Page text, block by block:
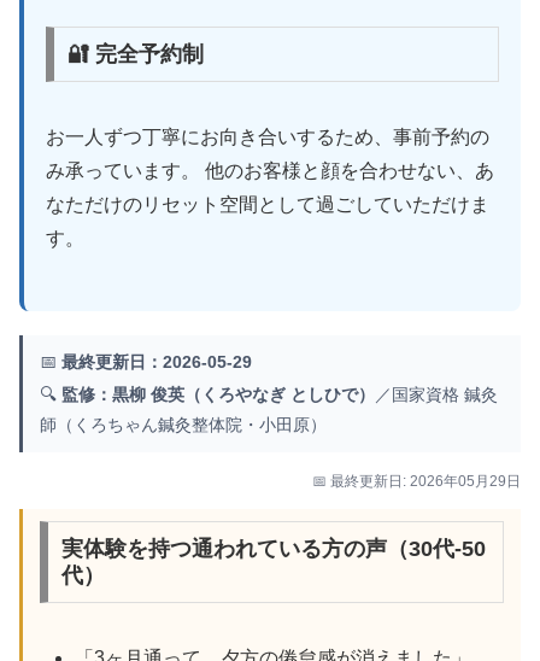
🔐 完全予約制
お一人ずつ丁寧にお向き合いするため、事前予約の
み承っています。 他のお客様と顔を合わせない、あ
なただけのリセット空間として過ごしていただけま
す。
📅 最終更新日：2026-05-29
🔍 監修：黒柳 俊英（くろやなぎ としひで）
／国家資格 鍼灸
師（くろちゃん鍼灸整体院・小田原）
📅 最終更新日: 2026年05月29日
実体験を持つ通われている方の声（30代-50
代）